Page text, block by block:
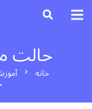
حالت
خانه chevron_right